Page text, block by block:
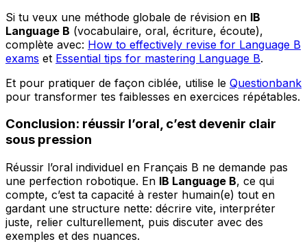
Si tu veux une méthode globale de révision en IB
Language B (vocabulaire, oral, écriture, écoute),
complète avec: How to effectively revise for Language B
exams et Essential tips for mastering Language B.
Et pour pratiquer de façon ciblée, utilise le Questionbank
pour transformer tes faiblesses en exercices répétables.
Conclusion: réussir l’oral, c’est devenir clair
sous pression
Réussir l’oral individuel en Français B ne demande pas
une perfection robotique. En IB Language B, ce qui
compte, c’est ta capacité à rester humain(e) tout en
gardant une structure nette: décrire vite, interpréter
juste, relier culturellement, puis discuter avec des
exemples et des nuances.